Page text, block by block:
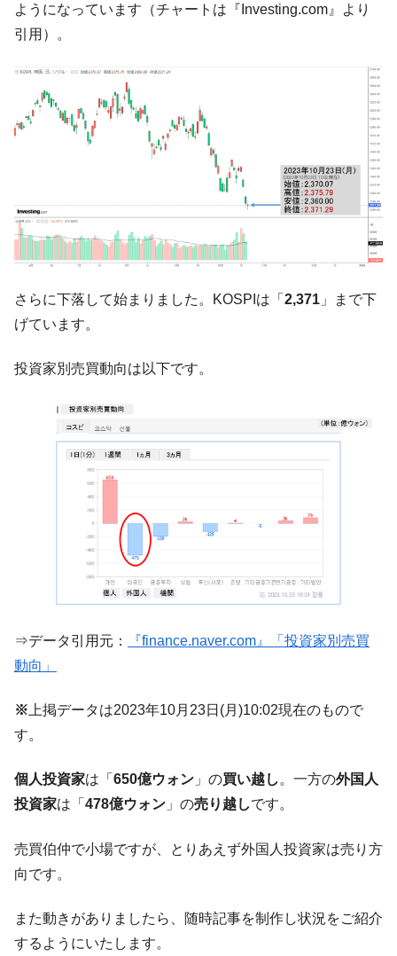
落！
兵器「K10」が改良に乗り出す。
『Money1』
韓国「2026年07月の輸出入」絶好調。半導
体だけで410億ドル、輸出全体の41％もある
『Money1』
韓国･李在明「青年層の雇用状況が悪い。せ
や、若者に起業させよう」⇒ どんな雇用対策だソレ。
【韓国の外貨準備】2026年07月は4,279億ド
ル。外平債の発行「19.4億ドル」
『Money1』
韓国「ここは北朝鮮なのか。選管がサーバ
ーにウソのデータを入力したのは明白だ」
『Money1』
韓国･李在明さっそく不動産対策で浅薄な発
言。
だ。
す」⇒「金を経由するドル入手」手段ではないのか？
『Money1』
韓国･外為取引量「1日当たり1,214.4億ド
ル」まで拡大 ⇒ 海外資金の動きに強く左右される状態
『Money1』
い「50.5％」に上昇
『Money1』
韓国大統領府ボンクラ政策室長が告発され
た ⇒ 国家が行った恐るべき株価操作であり、空前の国政壟
『Money1』
韓国･警察職員が「丸刈りになって抗議活
国の過剰生産が世界を蝕む。
『Money1』
韓国製造業「半導体絶好調」のウラで他業
種は全般的「不調」⇒ PSIが示す現況は決して良くない。
ン』1人当たり賠償10万ウォンを認定 ⇒ 総額3兆7,000億
『Money1』 韓国で猛暑。南東部では干ばつ
「KDDX」1番艦、2032年竣工と公示
『Money1』
『Money1』
韓国政府『BYD』車への補助金を全廃 ⇒ 実
は韓国で『BYD』車は売れている。6カ月で対前年同期比
ようになっています（チャートは『Investing.com』より
引用）。
さらに下落して始まりました。KOSPIは「 2,371 」まで下
げています。
投資家別売買動向は以下です。
⇒データ引用元：
『finance.naver.com』「投資家別売買
動向」
※ 上掲データは2023年10月23日(月)10:02現在のもので
す。
個人投資家は「 650億ウォン 」の買い越し。一方の外国人
投資家は「 478億ウォン 」の売り越しです。
売買伯仲で小場ですが、とりあえず外国人投資家は売り方
向です。
また動きがありましたら、随時記事を制作し状況をご紹介
するようにいたします。